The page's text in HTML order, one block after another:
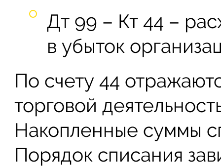
Дт 99 – Кт 44 –
в убыток
По счету 44
торговой
Накопленные суммы
Порядок списания